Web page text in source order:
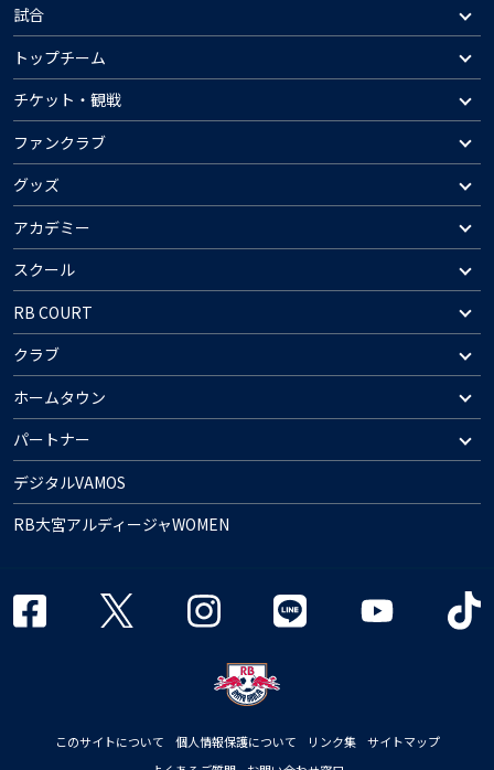
試合
トップチーム
チケット・観戦
ファンクラブ
グッズ
アカデミー
スクール
RB COURT
クラブ
ホームタウン
パートナー
デジタルVAMOS
RB大宮アルディージャWOMEN
このサイトについて 個人情報保護について リンク集
サイトマップ